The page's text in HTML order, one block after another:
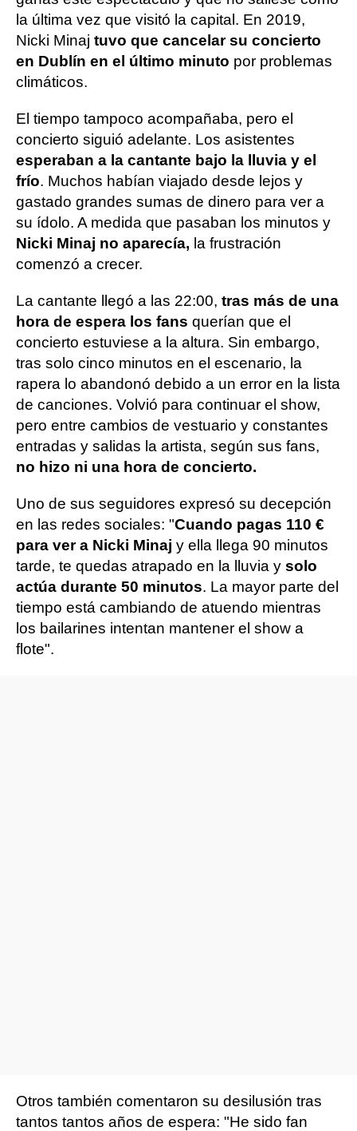
la última vez que visitó la capital. En 2019,
Nicki Minaj tuvo que cancelar su concierto
en Dublín en el último minuto por problemas
climáticos.
El tiempo tampoco acompañaba, pero el
concierto siguió adelante. Los asistentes
esperaban a la cantante bajo la lluvia y el
frío. Muchos habían viajado desde lejos y
gastado grandes sumas de dinero para ver a
su ídolo. A medida que pasaban los minutos y
Nicki Minaj no aparecía, la frustración
comenzó a crecer.
La cantante llegó a las 22:00, tras más de una
hora de espera los fans querían que el
concierto estuviese a la altura. Sin embargo,
tras solo cinco minutos en el escenario, la
rapera lo abandonó debido a un error en la lista
de canciones. Volvió para continuar el show,
pero entre cambios de vestuario y constantes
entradas y salidas la artista, según sus fans,
no hizo ni una hora de concierto.
Uno de sus seguidores expresó su decepción
en las redes sociales: "Cuando pagas 110 €
para ver a Nicki Minaj y ella llega 90 minutos
tarde, te quedas atrapado en la lluvia y solo
actúa durante 50 minutos. La mayor parte del
tiempo está cambiando de atuendo mientras
los bailarines intentan mantener el show a
flote".
Otros también comentaron su desilusión tras
tantos tantos años de espera: "He sido fan